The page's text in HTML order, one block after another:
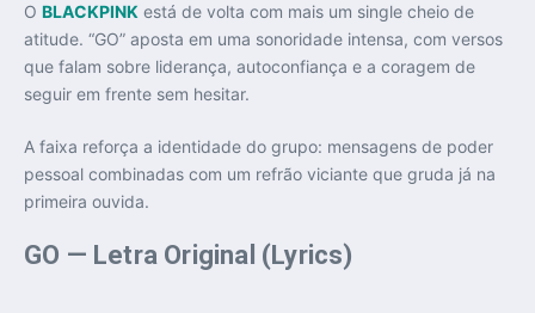
O BLACKPINK está de volta com mais um single cheio de
atitude. “GO” aposta em uma sonoridade intensa, com versos
que falam sobre liderança, autoconfiança e a coragem de
seguir em frente sem hesitar.
A faixa reforça a identidade do grupo: mensagens de poder
pessoal combinadas com um refrão viciante que gruda já na
primeira ouvida.
GO — Letra Original (Lyrics)